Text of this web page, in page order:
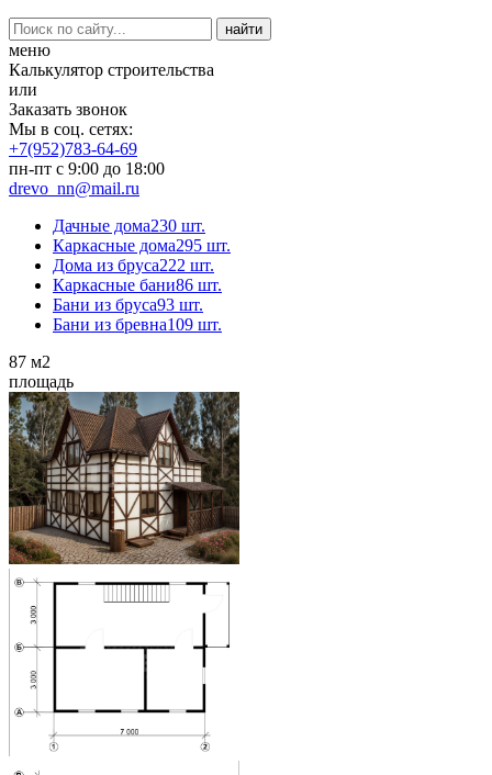
меню
Калькулятор строительства
или
Заказать звонок
Мы в соц. сетях:
+7(952)783-64-69
пн-пт с 9:00 до 18:00
drevo_nn@mail.ru
Дачные дома230 шт.
Каркасные дома295 шт.
Дома из бруса222 шт.
Каркасные бани86 шт.
Бани из бруса93 шт.
Бани из бревна109 шт.
87 м2
площадь